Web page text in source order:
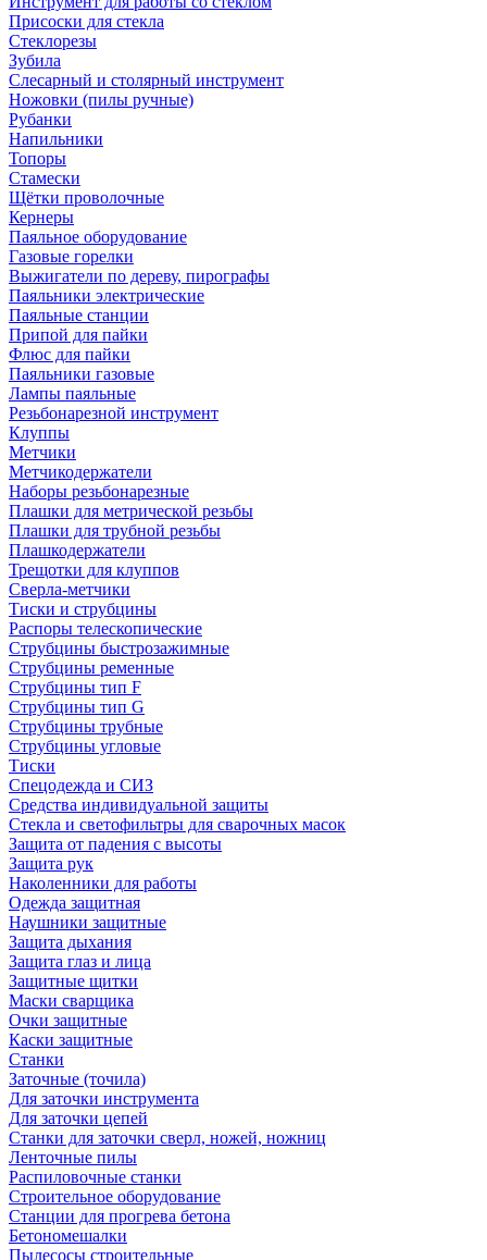
Присоски для стекла
Стеклорезы
Зубила
Слесарный и столярный инструмент
Ножовки (пилы ручные)
Рубанки
Напильники
Топоры
Стамески
Щётки проволочные
Кернеры
Паяльное оборудование
Газовые горелки
Выжигатели по дереву, пирографы
Паяльники электрические
Паяльные станции
Припой для пайки
Флюс для пайки
Паяльники газовые
Лампы паяльные
Резьбонарезной инструмент
Клуппы
Метчики
Метчикодержатели
Наборы резьбонарезные
Плашки для метрической резьбы
Плашки для трубной резьбы
Плашкодержатели
Трещотки для клуппов
Сверла-метчики
Тиски и струбцины
Распоры телескопические
Струбцины быстрозажимные
Струбцины ременные
Струбцины тип F
Струбцины тип G
Струбцины трубные
Струбцины угловые
Тиски
Спецодежда и СИЗ
Средства индивидуальной защиты
Стекла и светофильтры для сварочных масок
Защита от падения с высоты
Защита рук
Наколенники для работы
Одежда защитная
Наушники защитные
Защита дыхания
Защита глаз и лица
Защитные щитки
Маски сварщика
Очки защитные
Каски защитные
Станки
Заточные (точила)
Для заточки инструмента
Для заточки цепей
Станки для заточки сверл, ножей, ножниц
Ленточные пилы
Распиловочные станки
Строительное оборудование
Станции для прогрева бетона
Бетономешалки
Пылесосы строительные